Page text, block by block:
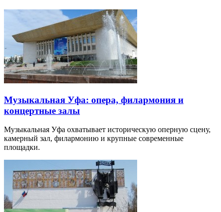
Музыкальная Уфа: опера, филармония и
концертные залы
Музыкальная Уфа охватывает историческую оперную сцену,
камерный зал, филармонию и крупные современные
площадки.